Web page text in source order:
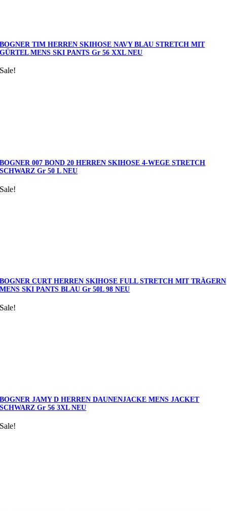
BOGNER TIM HERREN SKIHOSE NAVY BLAU STRETCH MIT
GÜRTEL MENS SKI PANTS Gr 56 XXL NEU
Sale!
BOGNER 007 BOND 20 HERREN SKIHOSE 4-WEGE STRETCH
SCHWARZ Gr 50 L NEU
Sale!
BOGNER CURT HERREN SKIHOSE FULL STRETCH MIT TRÄGERN
MENS SKI PANTS BLAU Gr 50L 98 NEU
Sale!
BOGNER JAMY D HERREN DAUNENJACKE MENS JACKET
SCHWARZ Gr 56 3XL NEU
Sale!